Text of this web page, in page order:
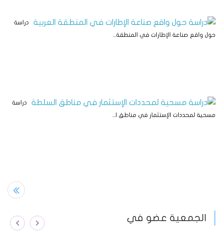
دراسة
حول واقع صناعة الإطارات في المنطقة...
دراسة
مسحية لمحددات الإستثمار في مناطق ا...
الجمعية عضو في